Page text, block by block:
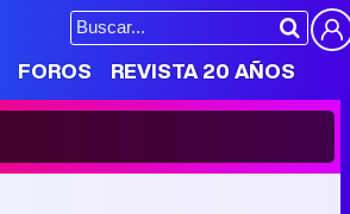
FOROS REVISTA 20 AÑOS